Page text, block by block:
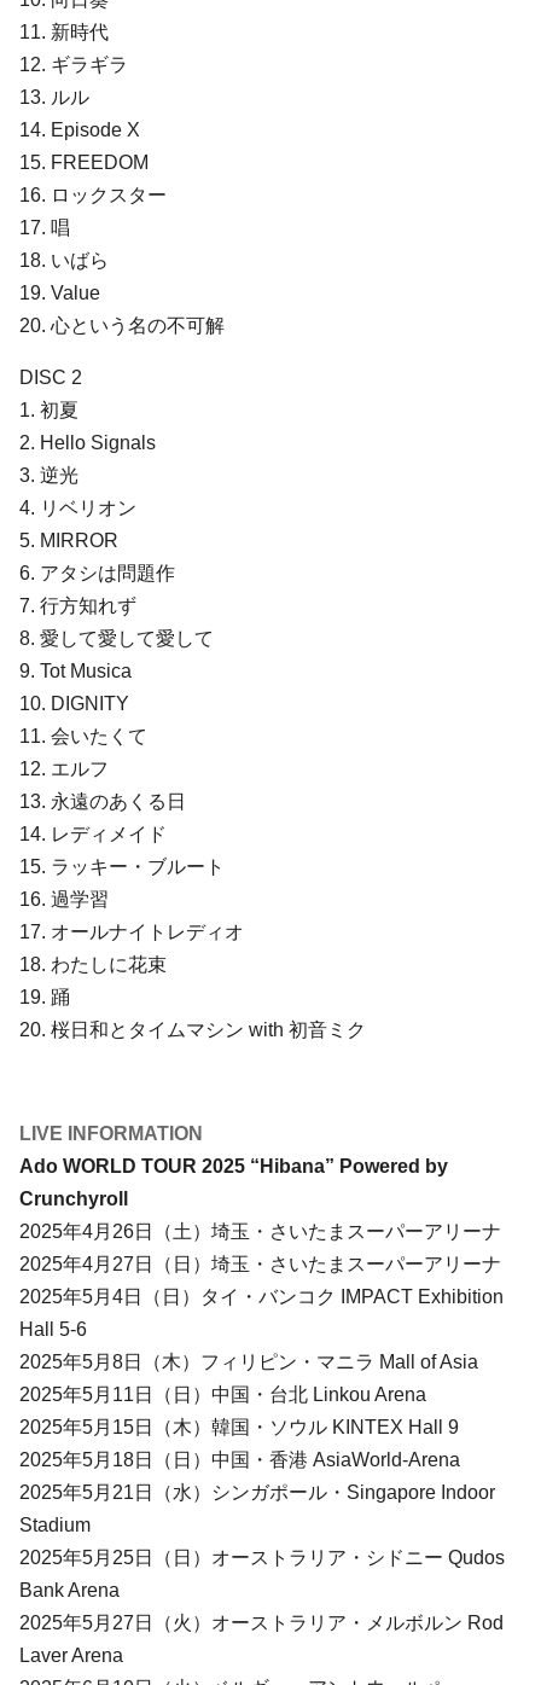
11. 新時代
12. ギラギラ
13. ルル
14. Episode X
15. FREEDOM
16. ロックスター
17. 唱
18. いばら
19. Value
20. ⼼という名の不可解
DISC 2
1. 初夏
2. Hello Signals
3. 逆光
4. リベリオン
5. MIRROR
6. アタシは問題作
7. ⾏⽅知れず
8. 愛して愛して愛して
9. Tot Musica
10. DIGNITY
11. 会いたくて
12. エルフ
13. 永遠のあくる⽇
14. レディメイド
15. ラッキー・ブルート
16. 過学習
17. オールナイトレディオ
18. わたしに花束
19. 踊
20. 桜⽇和とタイムマシン with 初⾳ミク
LIVE INFORMATION
Ado WORLD TOUR 2025 “Hibana” Powered by
Crunchyroll
2025年4月26日（土）埼玉・さいたまスーパーアリーナ
2025年4月27日（日）埼玉・さいたまスーパーアリーナ
2025年5月4日（日）タイ・バンコク IMPACT Exhibition
Hall 5-6
2025年5月8日（木）フィリピン・マニラ Mall of Asia
2025年5月11日（日）中国・台北 Linkou Arena
2025年5月15日（木）韓国・ソウル KINTEX Hall 9
2025年5月18日（日）中国・香港 AsiaWorld-Arena
2025年5月21日（水）シンガポール・Singapore Indoor
Stadium
2025年5月25日（日）オーストラリア・シドニー Qudos
Bank Arena
2025年5月27日（火）オーストラリア・メルボルン Rod
Laver Arena